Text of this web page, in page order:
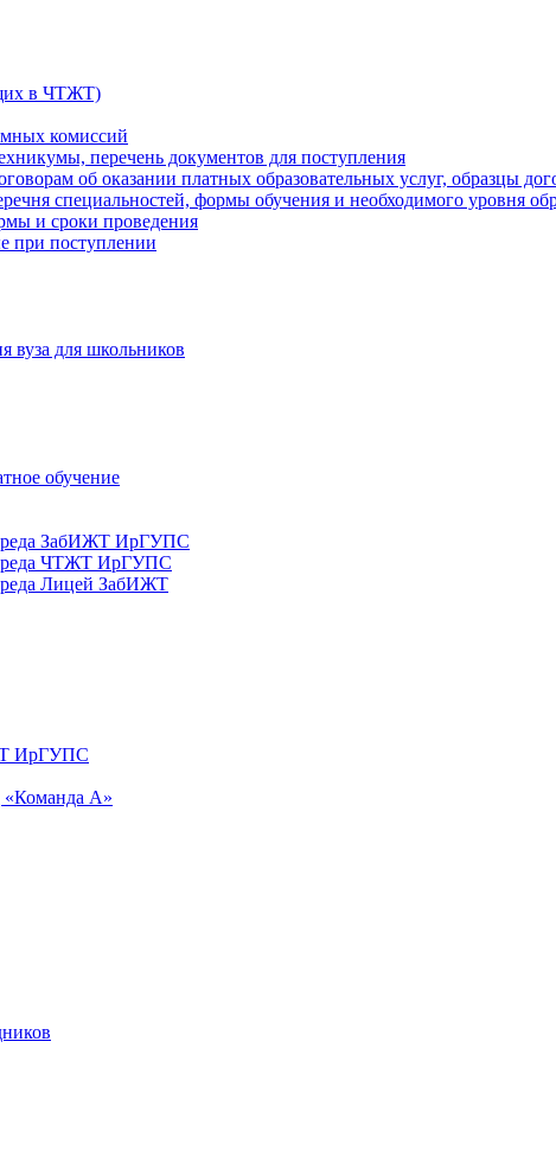
в ЧТЖТ)
комиссий
перечень документов для поступления
об оказании платных образовательных услуг, образцы
специальностей, формы обучения и необходимого уровня
и сроки проведения
при поступлении
вуза для школьников
обучение
среда ЗабИЖТ ИрГУПС
среда ЧТЖТ ИрГУПС
Лицей ЗабИЖТ
ИрГУПС
«Команда А»